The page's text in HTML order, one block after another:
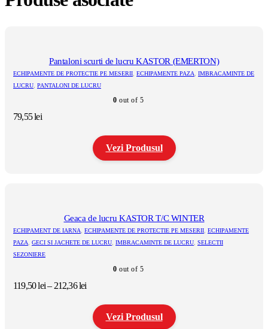
Pantaloni scurti de lucru KASTOR (EMERTON)
ECHIPAMENTE DE PROTECTIE PE MESERII, ECHIPAMENTE PAZA, IMBRACAMINTE DE
LUCRU, PANTALONI DE LUCRU
0 out of 5
79,55lei
Vezi Produsul
variații.
Opțiunile
pot
fi
în
pagina
Geaca de lucru KASTOR T/C WINTER
ECHIPAMENT DE IARNA, ECHIPAMENTE DE PROTECTIE PE MESERII, ECHIPAMENTE
PAZA, GECI SI JACHETE DE LUCRU, IMBRACAMINTE DE LUCRU, SELECTII
SEZONIERE
0 out of 5
119,50lei– 212,36leiInterval
prețuri:
119,50 leiVezi Produsul